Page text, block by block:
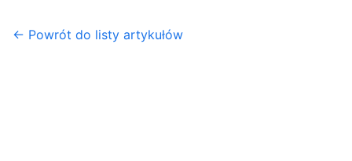
← Powrót do listy artykułów